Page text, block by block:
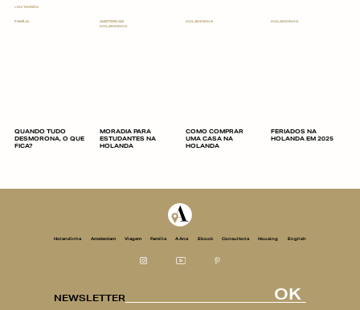
LEIA TAMBÉM
FAMÍLIA
QUANDO TUDO
DESMORONA, O QUE
FICA?
AMSTERDAM
HOLANDINHA
MORADIA PARA
ESTUDANTES NA
HOLANDA
HOLANDINHA
COMO COMPRAR
UMA CASA NA
HOLANDA
HOLANDINHA
FERIADOS NA
HOLANDA EM 2025
Holandinha Amsterdam Viagem Família A Ana Ebook Consultoria Housing English
NEWSLETTER OK